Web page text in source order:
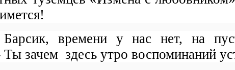
времени у нас нет, на
Ты зачем здесь утро воспоминаний